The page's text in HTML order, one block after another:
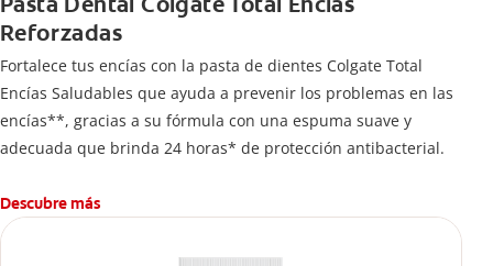
Reforzadas
Fortalece tus encías con la pasta de dientes Colgate Total
Encías Saludables que ayuda a prevenir los problemas en las
encías**, gracias a su fórmula con una espuma suave y
adecuada que brinda 24 horas* de protección antibacterial.
Descubre más